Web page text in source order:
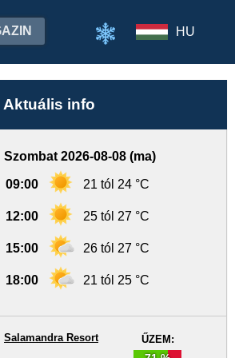
HU
Aktuális info
Szombat 2026-08-08 (ma)
09:00 21 tól 24 °C
12:00 25 tól 27 °C
15:00 26 tól 27 °C
18:00 21 tól 25 °C
ŰZEM:
Salamandra Resort